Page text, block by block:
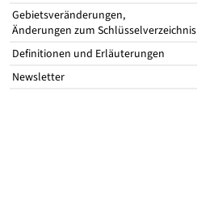
Gebietsveränderungen,
Änderungen zum Schlüsselverzeichnis
Definitionen und Erläuterungen
Newsletter